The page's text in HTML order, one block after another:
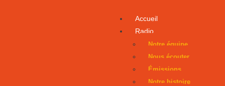
Accueil
Radio
Notre équipe
Nous écouter
Émissions
Notre histoire